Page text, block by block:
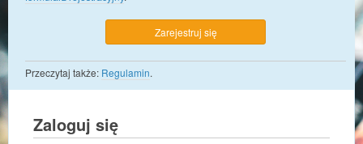
Zarejestruj się
Przeczytaj także: Regulamin.
Zaloguj się